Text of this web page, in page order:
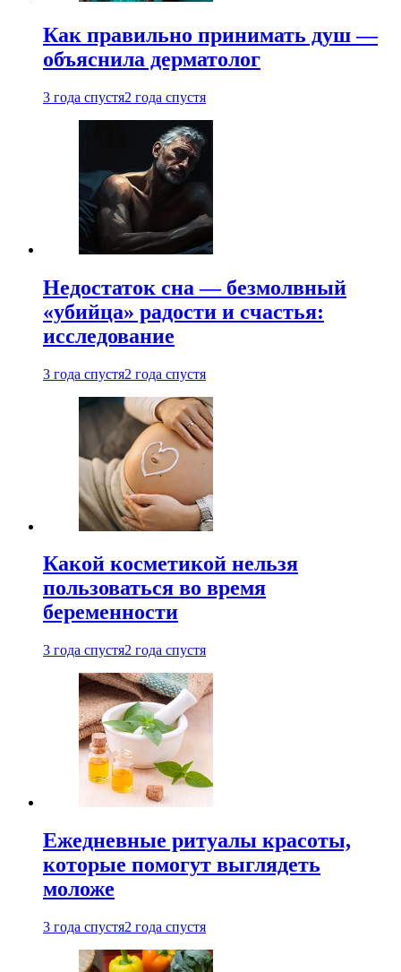
Как правильно принимать душ —
объяснила дерматолог
3 года спустя2 года спустя
Недостаток сна — безмолвный
«убийца» радости и счастья:
исследование
3 года спустя2 года спустя
Какой косметикой нельзя
пользоваться во время
беременности
3 года спустя2 года спустя
Ежедневные ритуалы красоты,
которые помогут выглядеть
моложе
3 года спустя2 года спустя